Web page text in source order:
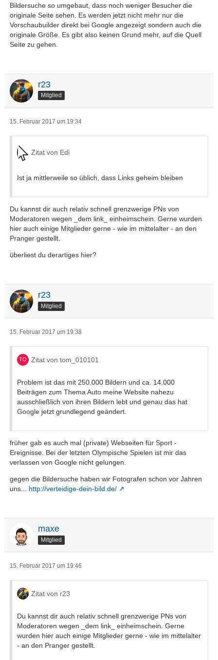
Bildersuche so umgebaut, dass noch weniger Besucher die
originale Seite sehen. Es werden jetzt nicht mehr nur die
Vorschaubuilder direkt bei Google angezeigt sondern auch die
originale Größe. Es gibt also keinen Grund mehr, auf die Quell
Seite zu gehen.
r23
Mitglied
15. Februar 2017 um 19:34
Zitat von Edi
Ist ja mittlerweile so üblich, dass Links geheim bleiben
Du kannst dir auch relativ schnell grenzwerige PNs von
Moderatoren wegen _dem link_ einheimschein. Gerne wurden
hier auch einige Mitglieder gerne - wie im mittelalter - an den
Pranger gestellt.
überliest du derartiges hier?
r23
Mitglied
15. Februar 2017 um 19:38
Zitat von tom_010101
Problem ist das mit 250.000 Bildern und ca. 14.000
Beiträgen zum Thema Auto meine Website nahezu
ausschließlich von ihren Bildern lebt und genau das hat
Google jetzt grundlegend geändert.
früher gab es auch mal (private) Webseiten für Sport -
Ereignisse. Bei der letzten Olympische Spielen ist mir das
verlassen von Google nicht gelungen.
gegen die Bildersuche haben wir Fotografen schon vor Jahren
uns... http://verteidige-dein-bild.de/
maxe
Mitglied
15. Februar 2017 um 19:46
Zitat von r23
Du kannst dir auch relativ schnell grenzwerige PNs von
Moderatoren wegen _dem link_ einheimschein. Gerne
wurden hier auch einige Mitglieder gerne - wie im mittelalter
- an den Pranger gestellt.